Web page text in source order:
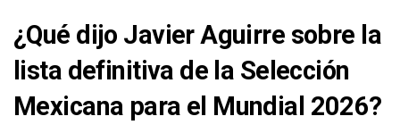
¿Qué dijo Javier Aguirre sobre la
lista definitiva de la Selección
Mexicana para el Mundial 2026?